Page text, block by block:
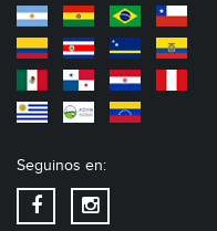
Seguinos en: